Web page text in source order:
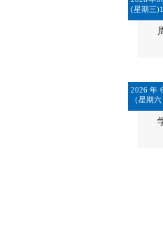
(星期三
2026年
（星期